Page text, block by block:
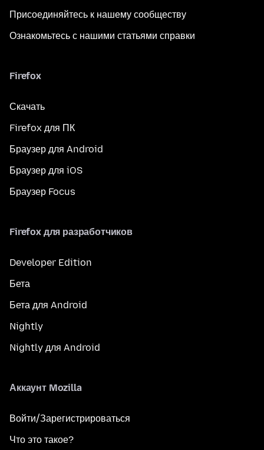
Присоединяйтесь к нашему сообществу
Ознакомьтесь с нашими статьями справки
Firefox
Скачать
Firefox для ПК
Браузер для Android
Браузер для iOS
Браузер Focus
Firefox для разработчиков
Developer Edition
Бета
Бета для Android
Nightly
Nightly для Android
Аккаунт Mozilla
Войти/Зарегистрироваться
Что это такое?